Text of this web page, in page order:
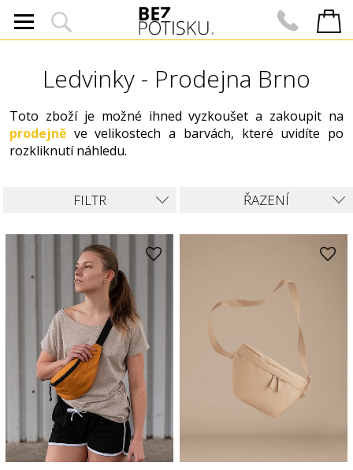
Ledvinky - Prodejna Brno
Toto zboží je možné ihned vyzkoušet a zakoupit na
prodejně ve velikostech a barvách, které uvidíte po
rozkliknutí náhledu.
ŘAZENÍ
FILTR